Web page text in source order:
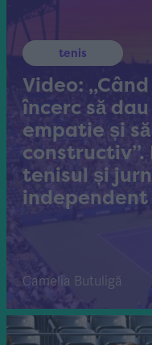
tenis
Video:
încerc să
empatie și
constructiv”.
tenisul și
Camelia Butuligă